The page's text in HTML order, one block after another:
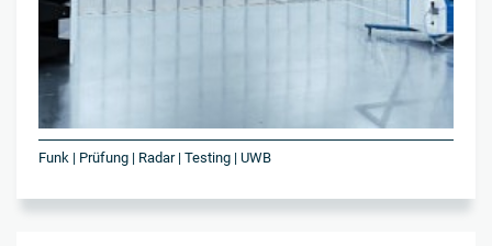
Funk | Prüfung | Radar | Testing | UWB